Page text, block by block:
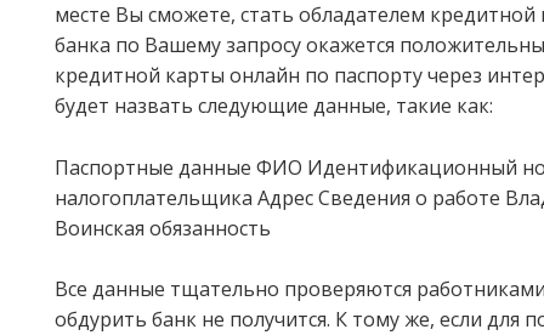
месте Вы сможете, стать обладателем
банка по Вашему запросу окажется
кредитной карты онлайн по паспорту через
будет назвать следующие данные, такие как:
Паспортные данные ФИО Идентификационный
налогоплательщика Адрес Сведения о работе
Воинская обязанность
Все данные тщательно проверяются
обдурить банк не получится. К тому же, если для